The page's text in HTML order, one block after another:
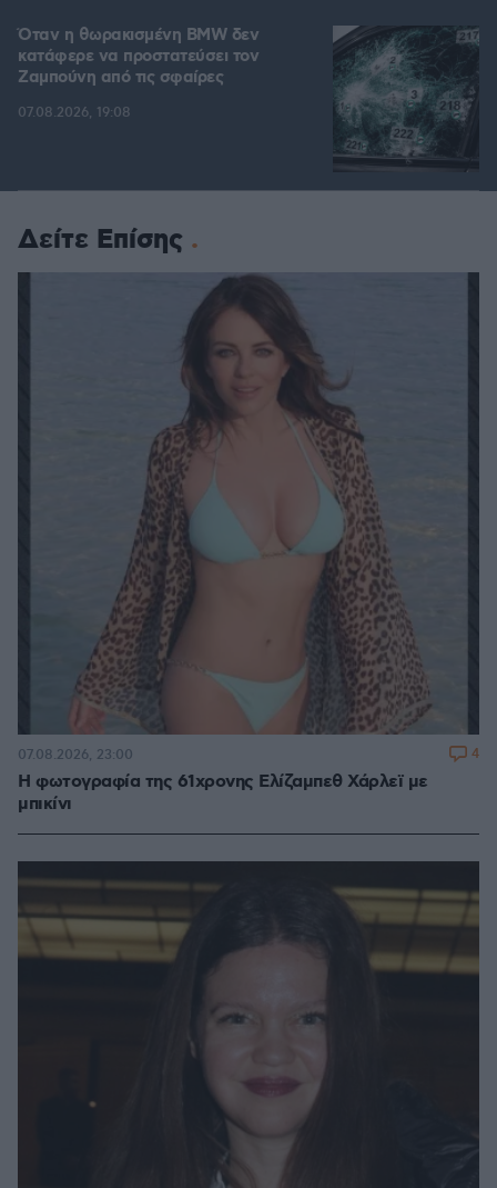
Όταν η θωρακισμένη BMW δεν
κατάφερε να προστατεύσει τον
Ζαμπούνη από τις σφαίρες
07.08.2026, 19:08
Δείτε Επίσης
Η φωτογραφία της 61χρονης Ελίζαμπεθ Χάρλεϊ με
μπικίνι
07.08.2026, 23:00 4